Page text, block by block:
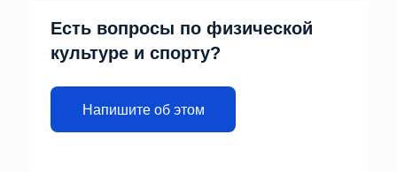
Есть вопросы по физической
культуре и спорту?
Напишите об этом